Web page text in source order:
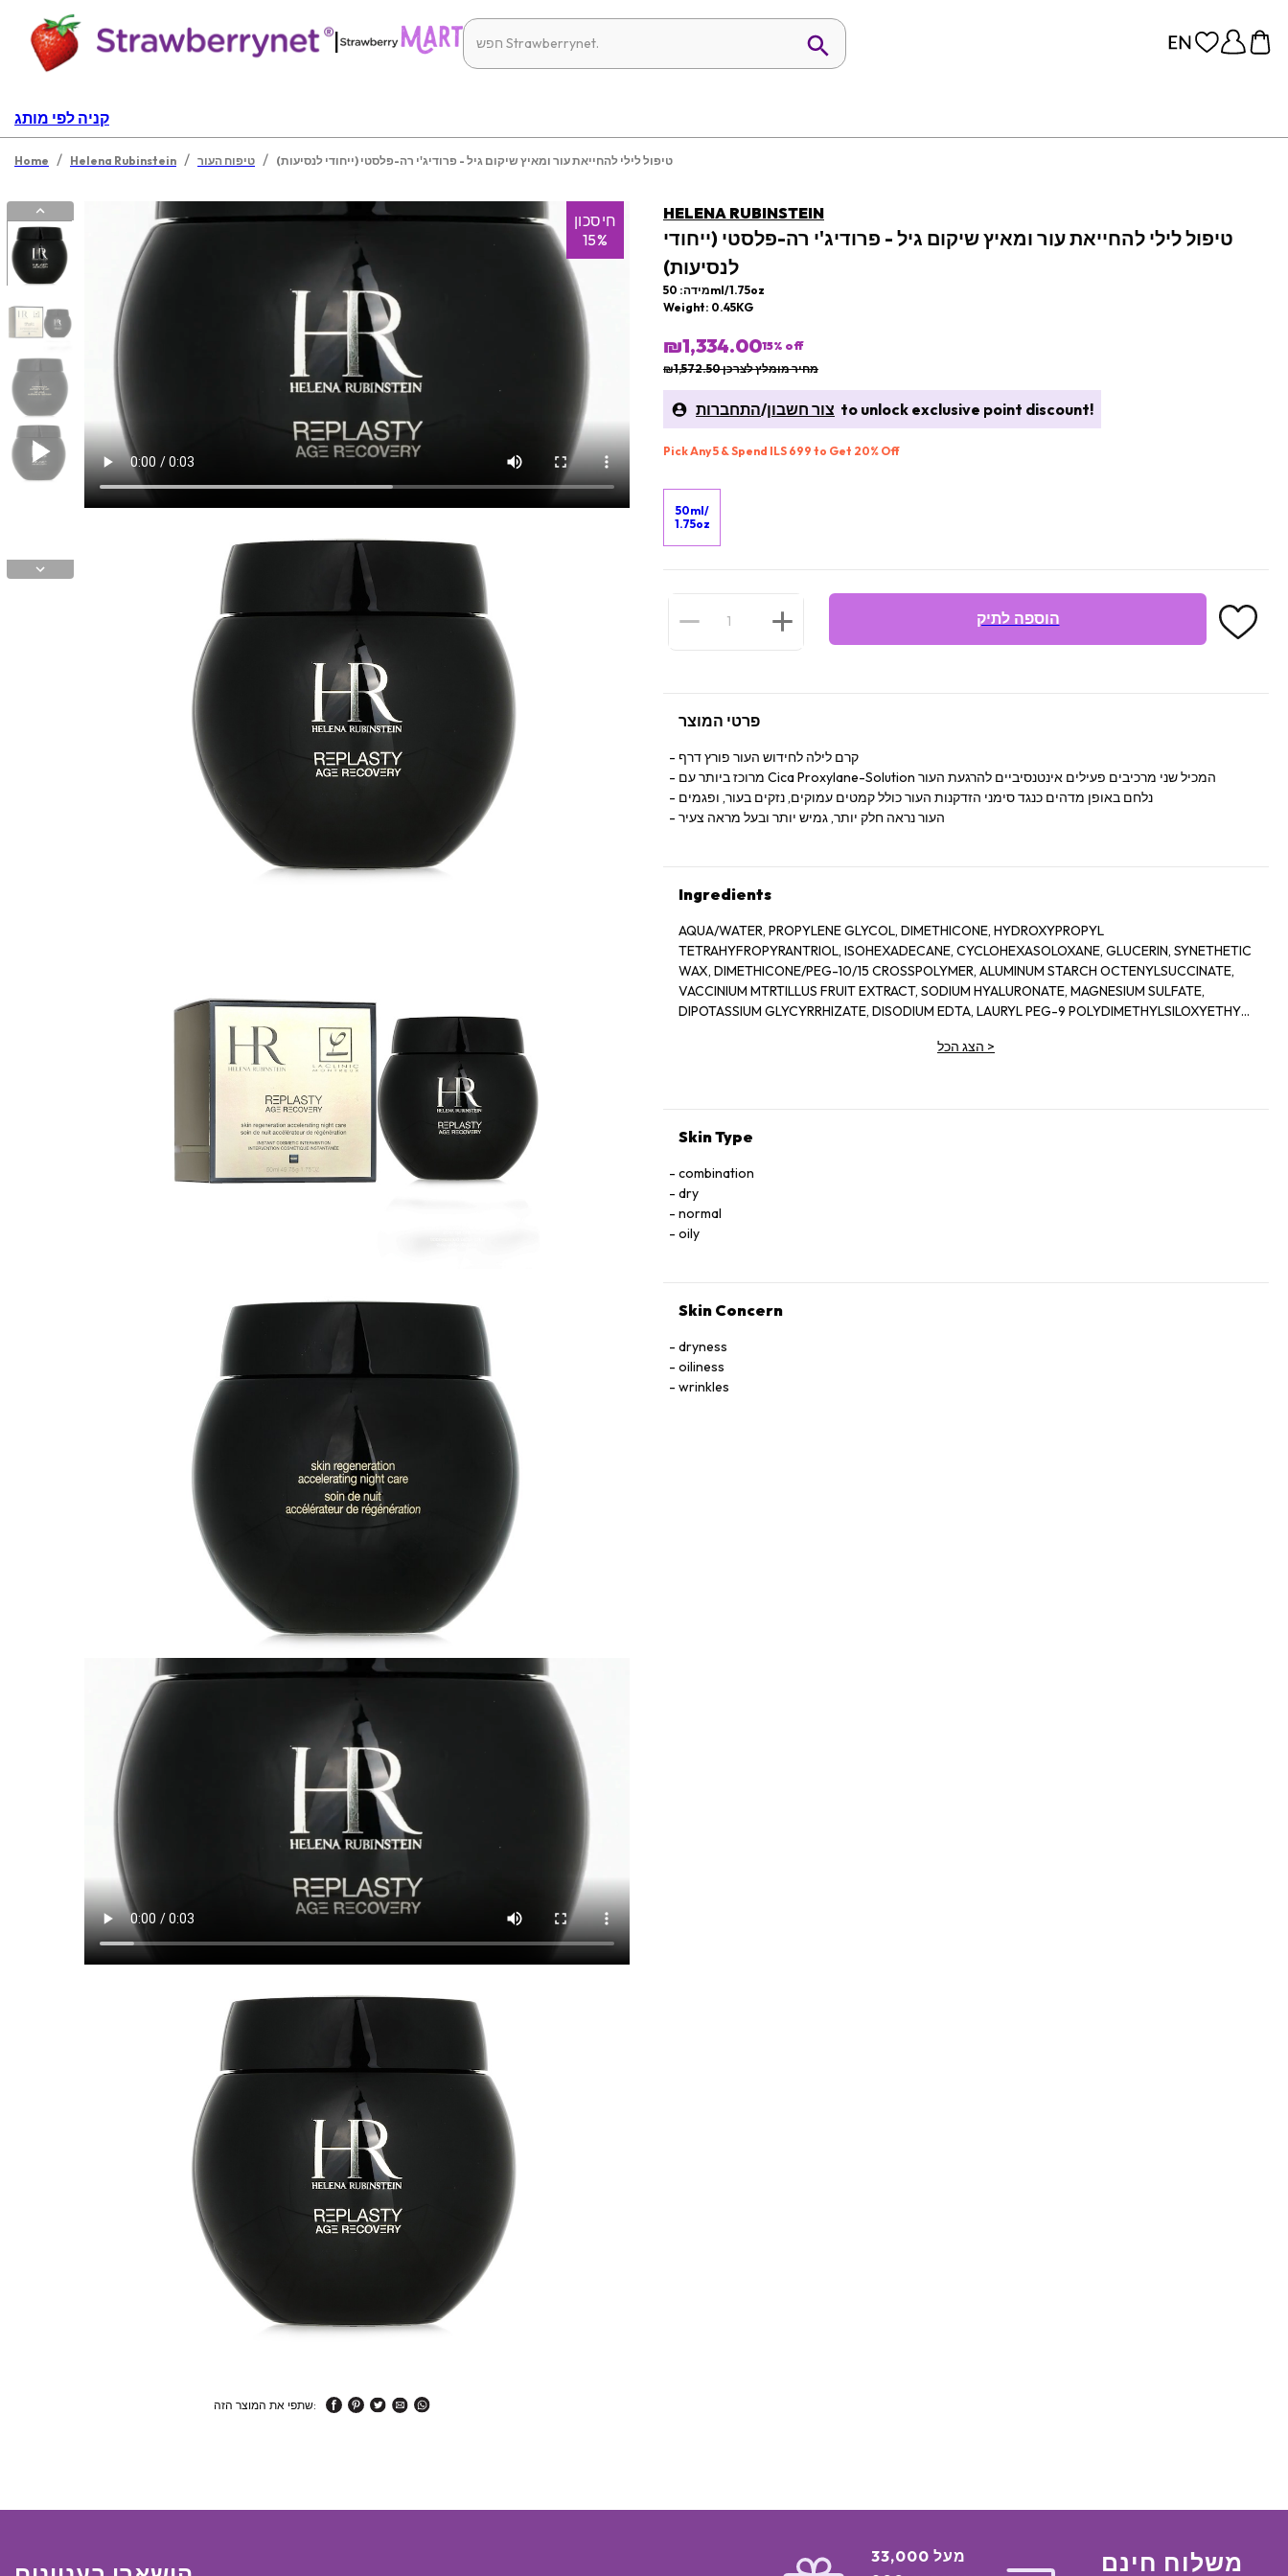
|
קניה לפי מותג
Home / Helena Rubinstein / טיפוח העור / טיפול לילי להחייאת עור ומאיץ שיקום גיל - פרודיג'י רה-פלסטי (ייחודי לנסיעות)
חיסכון
15%
שתפי את המוצר הזה:
HELENA RUBINSTEIN
טיפול לילי להחייאת עור ומאיץ שיקום גיל - פרודיג'י רה-פלסטי (ייחודי
לנסיעות)
מידה: 50ml/1.75oz
Weight: 0.45KG
₪1,334.0015% off
מחיר מומלץ לצרכן ₪1,572.50
התחברות/צור חשבון to unlock exclusive point discount!
Pick Any 5 & Spend ILS 699 to Get 20% Off
50ml/
1.75oz
הוספה לתיק
פרטי המוצר
קרם לילה לחידוש העור פורץ דרף
מרוכז ביותר עם Cica Proxylane-Solution המכיל שני מרכיבים פעילים אינטנסיביים להרגעת העור
נלחם באופן מדהים כנגד סימני הזדקנות העור כולל קמטים עמוקים, נזקים בעור, ופגמים
העור נראה חלק יותר, גמיש יותר ובעל מראה צעיר
Ingredients
AQUA/WATER, PROPYLENE GLYCOL, DIMETHICONE, HYDROXYPROPYL
TETRAHYFROPYRANTRIOL, ISOHEXADECANE, CYCLOHEXASOLOXANE, GLUCERIN, SYNETHETIC
WAX, DIMETHICONE/PEG-10/15 CROSSPOLYMER, ALUMINUM STARCH OCTENYLSUCCINATE,
VACCINIUM MTRTILLUS FRUIT EXTRACT, SODIUM HYALURONATE, MAGNESIUM SULFATE,
DIPOTASSIUM GLYCYRRHIZATE, DISODIUM EDTA, LAURYL PEG-9 POLYDIMETHYLSILOXYETHYL
METHACRYLATE/VINYLIDENE CHLORIDE COPOLYMER, PHENOXYETHANOL, CI 77163/ BISMUTH
הצג הכל >
Skin Type
combination
dry
normal
oily
Skin Concern
dryness
oiliness
wrinkles
מעל 33,000
משלוח חינם